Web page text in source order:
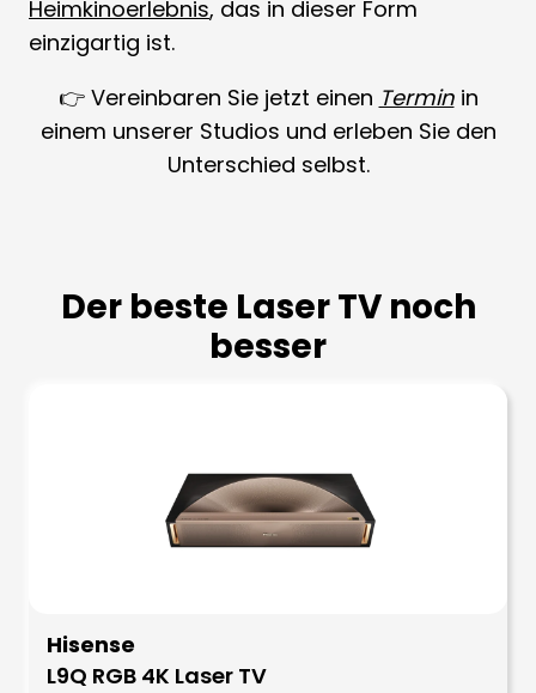
Heimkinoerlebnis, das in dieser Form
einzigartig ist.
👉 Vereinbaren Sie jetzt einen Terminin
einem unserer Studios und erleben Sie den
Unterschied selbst.
Der beste Laser TV noch
besser
Hisense
L9Q RGB 4K Laser TV